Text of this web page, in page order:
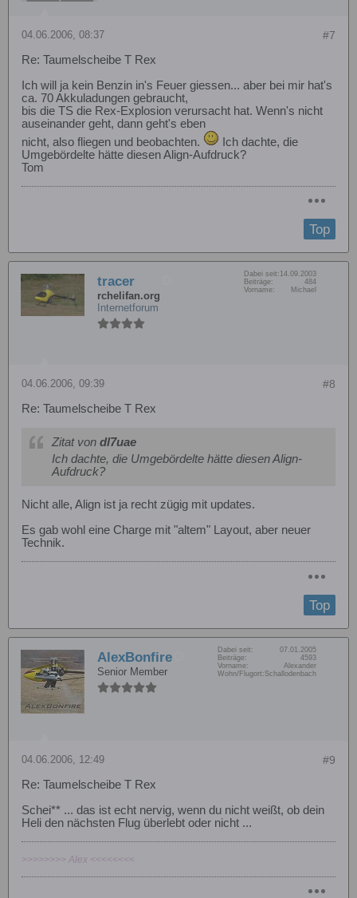
#7
04.06.2006, 08:37
Re: Taumelscheibe T Rex
Ich will ja kein Benzin in's Feuer giessen... aber bei mir hat's
ca. 70 Akkuladungen gebraucht,
bis die TS die Rex-Explosion verursacht hat. Wenn's nicht
auseinander geht, dann geht's eben
nicht, also fliegen und beobachten.
Ich dachte, die
Umgebördelte hätte diesen Align-Aufdruck?
Tom
Top
tracer
rchelifan.org
Internetforum
Dabei seit: 14.09.2003
Beiträge:
484
Vorname:
Michael
#8
04.06.2006, 09:39
Re: Taumelscheibe T Rex
Zitat von dl7uae
Ich dachte, die Umgebördelte hätte diesen Align-
Aufdruck?
Nicht alle, Align ist ja recht zügig mit updates.
Es gab wohl eine Charge mit "altem" Layout, aber neuer
Technik.
Top
AlexBonfire
Senior Member
Dabei seit:
07.01.2005
Beiträge:
4593
Vorname:
Alexander
Wohn/Flugort: Schallodenbach
#9
04.06.2006, 12:49
Re: Taumelscheibe T Rex
Schei** ... das ist echt nervig, wenn du nicht weißt, ob dein
Heli den nächsten Flug überlebt oder nicht ...
>>>>>>>> Alex <<<<<<<<